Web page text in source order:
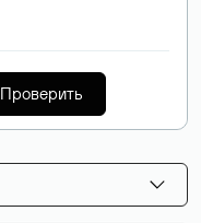
Проверить